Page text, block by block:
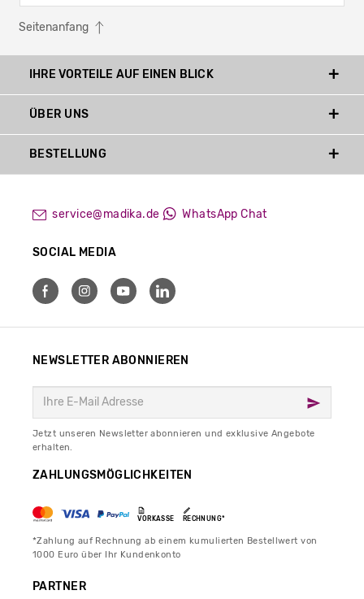
Seitenanfang
IHRE VORTEILE AUF EINEN BLICK
service@madika.de WhatsApp Chat
SOCIAL MEDIA
ÜBER UNS
BESTELLUNG
NEWSLETTER ABONNIEREN
Jetzt unseren Newsletter abonnieren und exklusive Angebote
erhalten.
ZAHLUNGSMÖGLICHKEITEN
VORKASSE RECHNUNG*
*Zahlung auf Rechnung ab einem kumulierten Bestellwert von
1000 Euro über Ihr Kundenkonto
PARTNER